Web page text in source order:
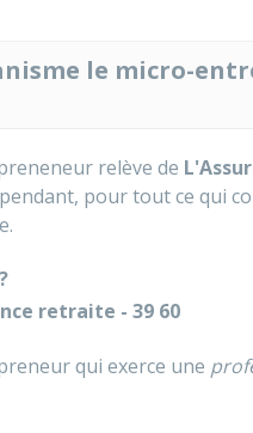
le micro-
relève de
pour tout ce qui
retraite - 39 60
qui exerce une